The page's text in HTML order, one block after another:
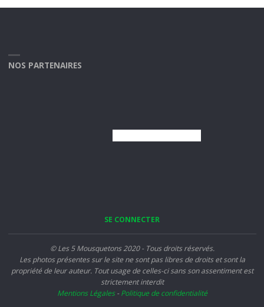
NOS PARTENAIRES
SE CONNECTER
© Les 5 Mousquetons 2020 - Tous droits réservés.
Les photos présentes sur le site ne sont pas libres de droits et sont la
propriété de leur auteur. Tout usage de celles-ci sans son assentiment est
strictement interdit
Mentions Légales- Politique de confidentialité